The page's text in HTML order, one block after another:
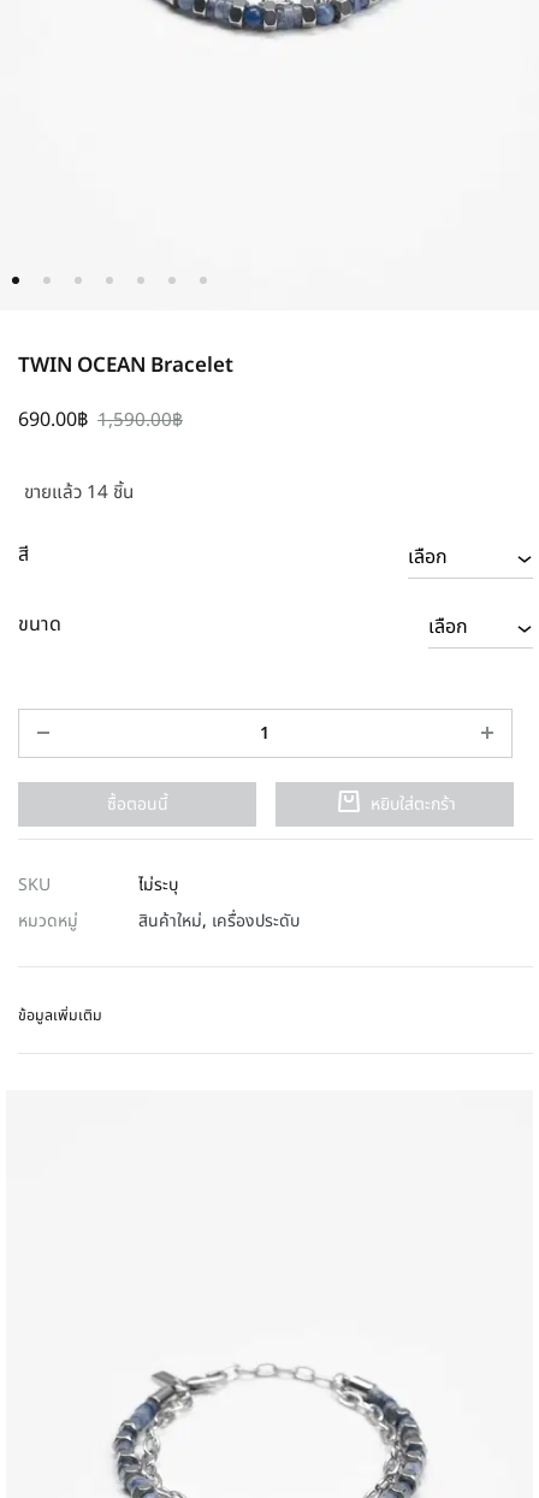
TWIN OCEAN Bracelet
690.00฿ 1,590.00฿
ขายแล้ว 14 ชิ้น
สี
ขนาด
ซื้อตอนนี้ หยิบใส่ตะกร้า
SKU
ไม่ระบุ
หมวดหมู่
สินค้าใหม่, เครื่องประดับ
ข้อมูลเพิ่มเติม